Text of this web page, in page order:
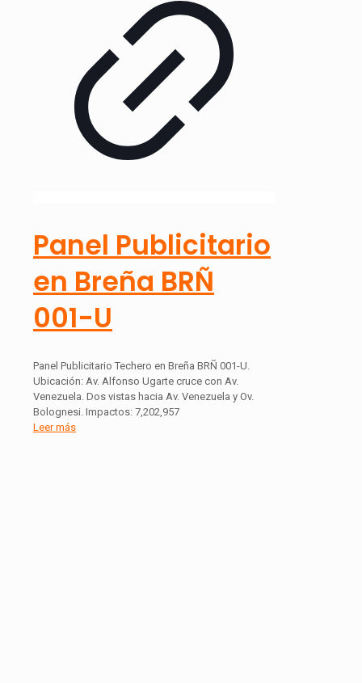
Panel Publicitario
en Breña BRÑ
001-U
Panel Publicitario Techero en Breña BRÑ 001-U.
Ubicación: Av. Alfonso Ugarte cruce con Av.
Venezuela. Dos vistas hacia Av. Venezuela y Ov.
Bolognesi. Impactos: 7,202,957
Leer más